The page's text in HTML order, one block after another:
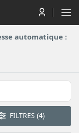
automatique :
FILTRES(4)